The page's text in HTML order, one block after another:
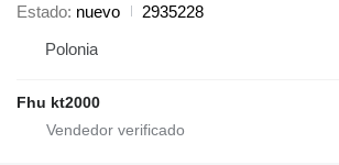
Estado nuevo
2935228
Polonia
Fhu kt2000